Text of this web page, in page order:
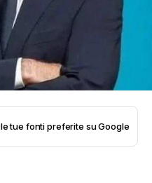
tue fonti preferite su Google